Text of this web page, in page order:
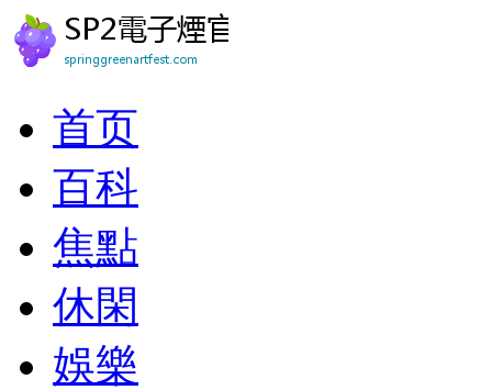
首页
百科
焦點
休閑
娛樂